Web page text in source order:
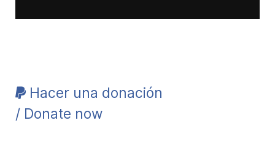
Hacer una donación
/ Donate now